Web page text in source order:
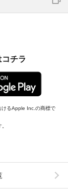
チラ
るApple Inc.の商標で